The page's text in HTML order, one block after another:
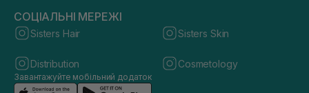
СОЦІАЛЬНІ МЕРЕЖІ
Sisters Hair Sisters Skin
Distribution Cosmetology
Завантажуйте мобільний додаток